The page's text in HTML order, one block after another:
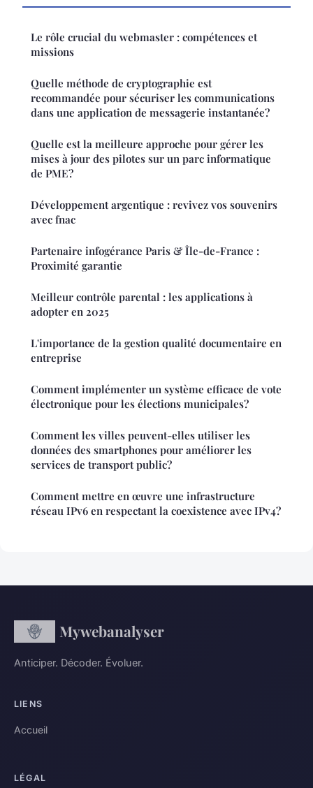
Le rôle crucial du webmaster : compétences et
missions
Quelle méthode de cryptographie est
recommandée pour sécuriser les communications
dans une application de messagerie instantanée?
Quelle est la meilleure approche pour gérer les
mises à jour des pilotes sur un parc informatique
de PME?
Développement argentique : revivez vos souvenirs
avec fnac
Partenaire infogérance Paris & Île-de-France :
Proximité garantie
Meilleur contrôle parental : les applications à
adopter en 2025
L'importance de la gestion qualité documentaire en
entreprise
Comment implémenter un système efficace de vote
électronique pour les élections municipales?
Comment les villes peuvent-elles utiliser les
données des smartphones pour améliorer les
services de transport public?
Comment mettre en œuvre une infrastructure
réseau IPv6 en respectant la coexistence avec IPv4?
Mywebanalyser
Anticiper. Décoder. Évoluer.
LIENS
Accueil
LÉGAL